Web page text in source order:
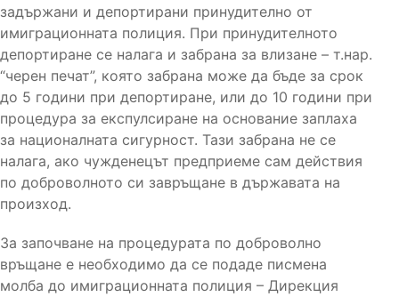
задържани и депортирани принудително от
имиграционната полиция. При принудителното
депортиране се налага и забрана за влизане – т.нар.
“черен печат”, която забрана може да бъде за срок
до 5 години при депортиране, или до 10 години при
процедура за експулсиране на основание заплаха
за националната сигурност. Тази забрана не се
налага, ако чужденецът предприеме сам действия
по доброволното си завръщане в държавата на
произход.
За започване на процедурата по доброволно
връщане е необходимо да се подаде писмена
молба до имиграционната полиция – Дирекция